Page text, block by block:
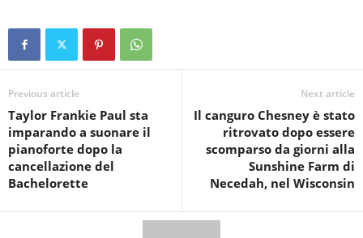
Previous article
Taylor Frankie Paul sta
imparando a suonare il
pianoforte dopo la
cancellazione del
Bachelorette
Next article
Il canguro Chesney è stato
ritrovato dopo essere
scomparso da giorni alla
Sunshine Farm di
Necedah, nel Wisconsin